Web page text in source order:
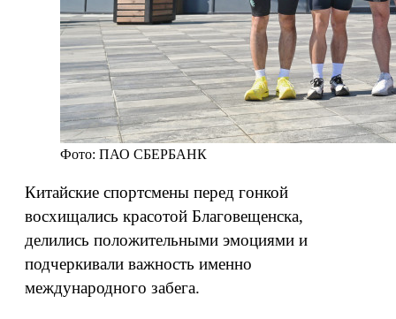
Фото: ПАО СБЕРБАНК
Китайские спортсмены перед гонкой
восхищались красотой Благовещенска,
делились положительными эмоциями и
подчеркивали важность именно
международного забега.